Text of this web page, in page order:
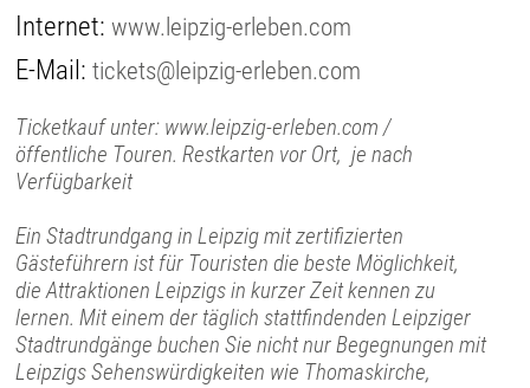
Internet:www.leipzig-erleben.com
E-Mail:tickets@leipzig-erleben.com
Ticketkauf unter: www.leipzig-erleben.com /
öffentliche Touren. Restkarten vor Ort, je nach
Verfügbarkeit
Ein Stadtrundgang in Leipzig mit zertifizierten
Gästeführern ist für Touristen die beste Möglichkeit,
die Attraktionen Leipzigs in kurzer Zeit kennen zu
lernen. Mit einem der täglich stattfindenden Leipziger
Stadtrundgänge buchen Sie nicht nur Begegnungen mit
Leipzigs Sehenswürdigkeiten wie Thomaskirche,